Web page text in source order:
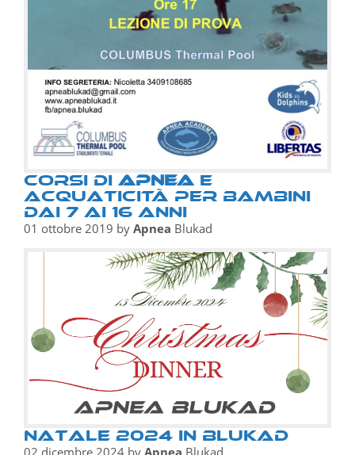
Corsi di apneae
acquaticità per bambini
dai 7 ai 16 anni
01 ottobre 2019 by Apnea Blukad
Natale 2024 in Blukad
02 dicembre 2024 by Apnea Blukad